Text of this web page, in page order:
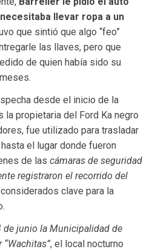
llevar ropa a un
que sintió que algo “feo”
las llaves, pero que
de quien había sido su
desde el inicio de la
la propietaria del Ford Ka negro
fue utilizado para trasladar
el lugar donde fueron
de las cámaras de seguridad
registraron el recorrido del
clave para la
de junio la Municipalidad de
, el local nocturno